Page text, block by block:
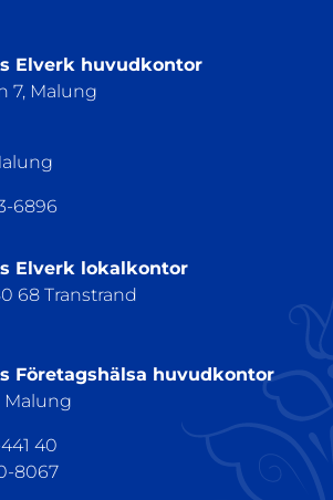
Elverk huvudkontor
7, Malung
6896
Elverk lokalkontor
68 Transtrand
Företagshälsa huvudkontor
Malung
40
8067